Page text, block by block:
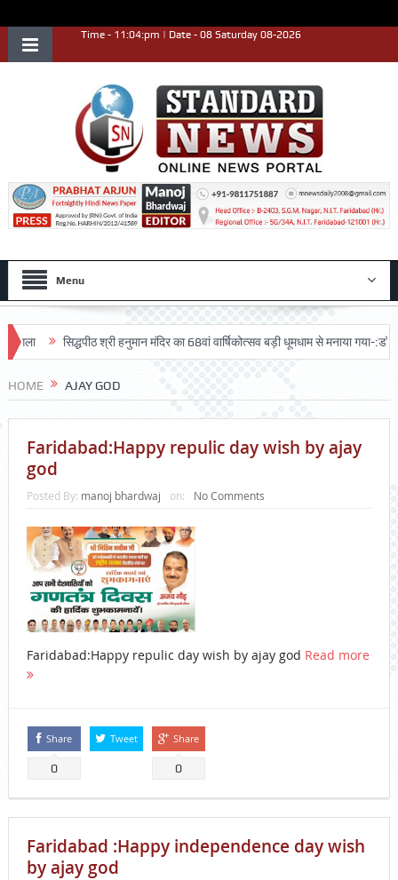
Time - 11:04:pm | Date - 08 Saturday 08-2026
Menu
सिद्धपीठ श्री हनुमान मंदिर का 68वां वार्षिकोत्सव बड़ी धूमधाम से मनाया गया-:डॉ. राजेश
HOME AJAY GOD
Faridabad:Happy repulic day wish by ajay
god
Posted By: manoj bhardwaj on: No Comments
Faridabad:Happy repulic day wish by ajay god Read more
Share
0
Tweet Share
0
Faridabad :Happy independence day wish
by ajay god